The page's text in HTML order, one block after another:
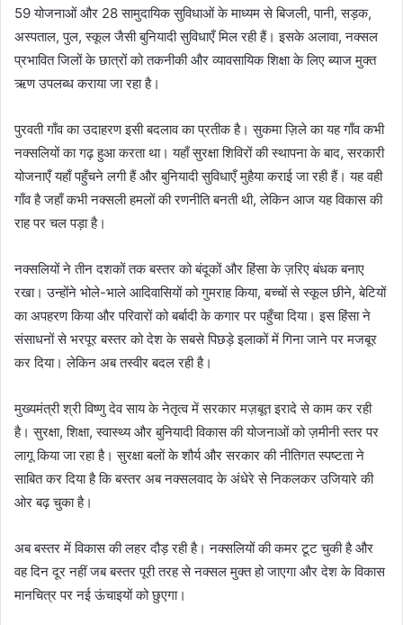
59 योजनाओं और 28 सामुदायिक सुविधाओं के माध्यम से बिजली, पानी, सड़क,
अस्पताल, पुल, स्कूल जैसी बुनियादी सुविधाएँ मिल रही हैं। इसके अलावा, नक्सल
प्रभावित जिलों के छात्रों को तकनीकी और व्यावसायिक शिक्षा के लिए ब्याज मुक्त
ऋण उपलब्ध कराया जा रहा है।
पुरवती गाँव का उदाहरण इसी बदलाव का प्रतीक है। सुकमा ज़िले का यह गाँव कभी
नक्सलियों का गढ़ हुआ करता था। यहाँ सुरक्षा शिविरों की स्थापना के बाद, सरकारी
योजनाएँ यहाँ पहुँचने लगी हैं और बुनियादी सुविधाएँ मुहैया कराई जा रही हैं। यह वही
गाँव है जहाँ कभी नक्सली हमलों की रणनीति बनती थी, लेकिन आज यह विकास की
राह पर चल पड़ा है।
नक्सलियों ने तीन दशकों तक बस्तर को बंदूकों और हिंसा के ज़रिए बंधक बनाए
रखा। उन्होंने भोले-भाले आदिवासियों को गुमराह किया, बच्चों से स्कूल छीने, बेटियों
का अपहरण किया और परिवारों को बर्बादी के कगार पर पहुँचा दिया। इस हिंसा ने
संसाधनों से भरपूर बस्तर को देश के सबसे पिछड़े इलाकों में गिना जाने पर मजबूर
कर दिया। लेकिन अब तस्वीर बदल रही है।
मुख्यमंत्री श्री विष्णु देव साय के नेतृत्व में सरकार मज़बूत इरादे से काम कर रही
है। सुरक्षा, शिक्षा, स्वास्थ्य और बुनियादी विकास की योजनाओं को ज़मीनी स्तर पर
लागू किया जा रहा है। सुरक्षा बलों के शौर्य और सरकार की नीतिगत स्पष्टता ने
साबित कर दिया है कि बस्तर अब नक्सलवाद के अंधेरे से निकलकर उजियारे की
ओर बढ़ चुका है।
अब बस्तर में विकास की लहर दौड़ रही है। नक्सलियों की कमर टूट चुकी है और
वह दिन दूर नहीं जब बस्तर पूरी तरह से नक्सल मुक्त हो जाएगा और देश के विकास
मानचित्र पर नई ऊंचाइयों को छुएगा।